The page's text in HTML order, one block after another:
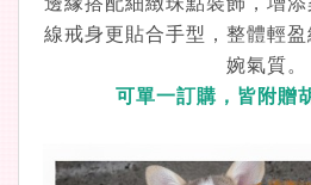
線戒身更貼合手型，整體輕
婉氣質。
可單一訂購，皆附贈